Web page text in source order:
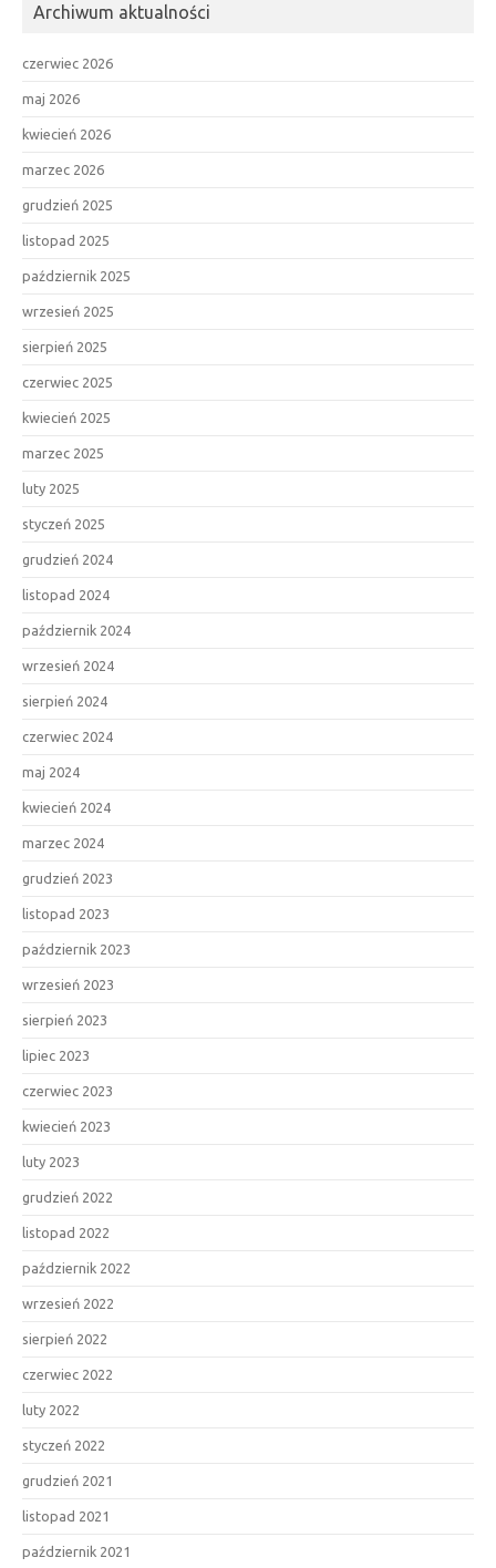
Archiwum aktualności
czerwiec 2026
maj 2026
kwiecień 2026
marzec 2026
grudzień 2025
listopad 2025
październik 2025
wrzesień 2025
sierpień 2025
czerwiec 2025
kwiecień 2025
marzec 2025
luty 2025
styczeń 2025
grudzień 2024
listopad 2024
październik 2024
wrzesień 2024
sierpień 2024
czerwiec 2024
maj 2024
kwiecień 2024
marzec 2024
grudzień 2023
listopad 2023
październik 2023
wrzesień 2023
sierpień 2023
lipiec 2023
czerwiec 2023
kwiecień 2023
luty 2023
grudzień 2022
listopad 2022
październik 2022
wrzesień 2022
sierpień 2022
czerwiec 2022
luty 2022
styczeń 2022
grudzień 2021
listopad 2021
październik 2021